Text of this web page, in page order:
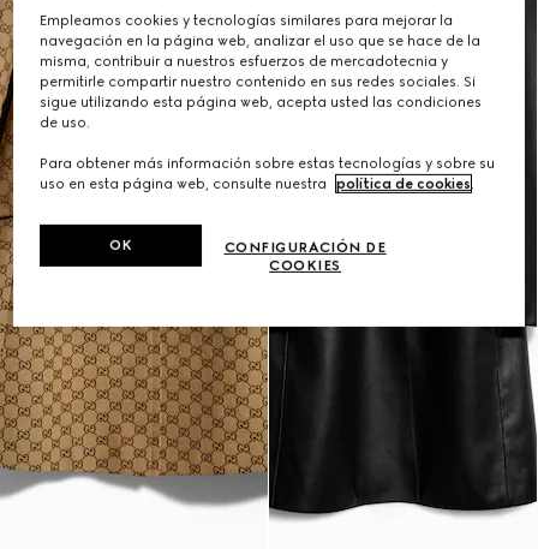
Empleamos cookies y tecnologías similares para mejorar la
navegación en la página web, analizar el uso que se hace de la
misma, contribuir a nuestros esfuerzos de mercadotecnia y
permitirle compartir nuestro contenido en sus redes sociales. Si
sigue utilizando esta página web, acepta usted las condiciones
de uso.
Para obtener más información sobre estas tecnologías y sobre su
uso en esta página web, consulte nuestra
política de cookies.
CONFIGURACIÓN DE
COOKIES
OK